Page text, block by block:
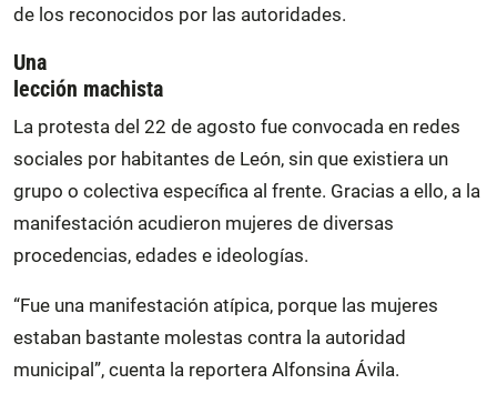
de los reconocidos por las autoridades.
Una
lección machista
La protesta del 22 de agosto fue convocada en redes
sociales por habitantes de León, sin que existiera un
grupo o colectiva específica al frente. Gracias a ello, a la
manifestación acudieron mujeres de diversas
procedencias, edades e ideologías.
“Fue una manifestación atípica, porque las mujeres
estaban bastante molestas contra la autoridad
municipal”, cuenta la reportera Alfonsina Ávila.